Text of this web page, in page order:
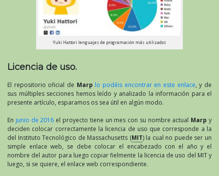
Yuki Hattori lenguajes de programación más utilizados
Licencia de uso.
El repositorio oficial de Marp lo podéis encontrar en este enlace, y de
sus múltiples secciones hemos leído y analizado la información para el
presente artículo, esparamos os sea útil en algún modo.
En junio de 2016 el proyecto tiene un mes con su nombre actual Marp y
deciden colocar correctamente la licencia de uso que corresponde a la
del Instituto Tecnológico de Massachusetts (MIT) la cual no puede ser un
simple enlace web, se debe colocar el encabezado con el año y el
nombre del autor para luego copiar fielmente la licencia de uso del MIT y
luego, si se quiere, el enlace web correspondiente.